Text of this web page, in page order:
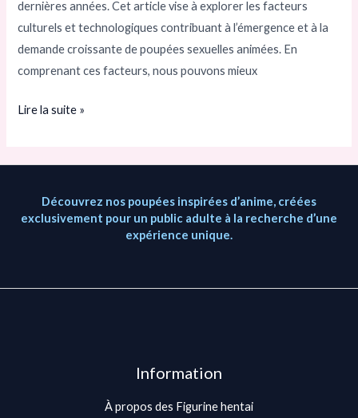
dernières années. Cet article vise à explorer les facteurs
culturels et technologiques contribuant à l’émergence et à la
demande croissante de poupées sexuelles animées. En
comprenant ces facteurs, nous pouvons mieux
CULTURELS
ET
TECHNOLOGIQUES
Lire la suite »
Découvrez nos poupées inspirées d’anime, créées
exclusivement pour un public adulte à la recherche d’une
expérience unique.
Information
À propos des Figurine hentai